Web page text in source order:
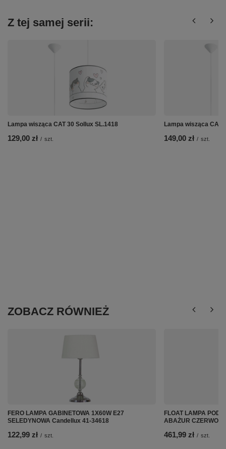
Z tej samej serii:
Lampa wisząca CAT 30 Sollux SL.1418
129,00 zł / szt.
Lampa wisząca CAT
149,00 zł / szt.
ZOBACZ RÓWNIEŻ
FERO LAMPA GABINETOWA 1X60W E27
SELEDYNOWA Candellux 41-34618
122,99 zł / szt.
FLOAT LAMPA
ABAŻUR
461,99 zł / szt.